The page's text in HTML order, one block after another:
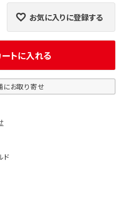
お気に入りに登録する
トに入れる
にお取り寄せ
ド